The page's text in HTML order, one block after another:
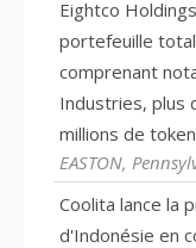
Eightco
portefeuille
comprenant
Industries, plus
millions de
EASTON,
Coolita lance la
d'Indonésie en